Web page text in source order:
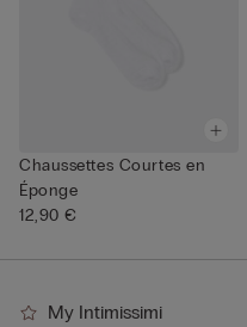
Chaussettes Courtes en
Éponge
12,90 €
My Intimissimi